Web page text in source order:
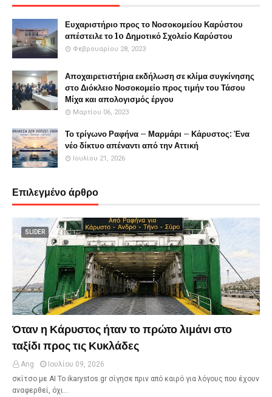
Ευχαριστήριο προς το Νοσοκομείου Καρύστου
απέστειλε το 1o Δημοτικό Σχολείο Καρύστου
Φεβρουαρίου 28, 2023
Αποχαιρετιστήρια εκδήλωση σε κλίμα συγκίνησης
στο Διόκλειο Νοσοκομείο προς τιμήν του Τάσου
Μίχα και απολογισμός έργου
Μαρτίου 06, 2023
Το τρίγωνο Ραφήνα – Μαρμάρι – Κάρυστος: Ένα
νέο δίκτυο απέναντι από την Αττική
Ιουλίου 21, 2026
Επιλεγμένο άρθρο
SLIDER
Όταν η Κάρυστος ήταν το πρώτο λιμάνι στο
ταξίδι προς τις Κυκλάδες
Ang
Ιουλίου 09, 2026
σκίτσο με ΑΙ Το ikarystos.gr σίγησε πριν από καιρό για λόγους που έχουν
αναφερθεί, όχι…